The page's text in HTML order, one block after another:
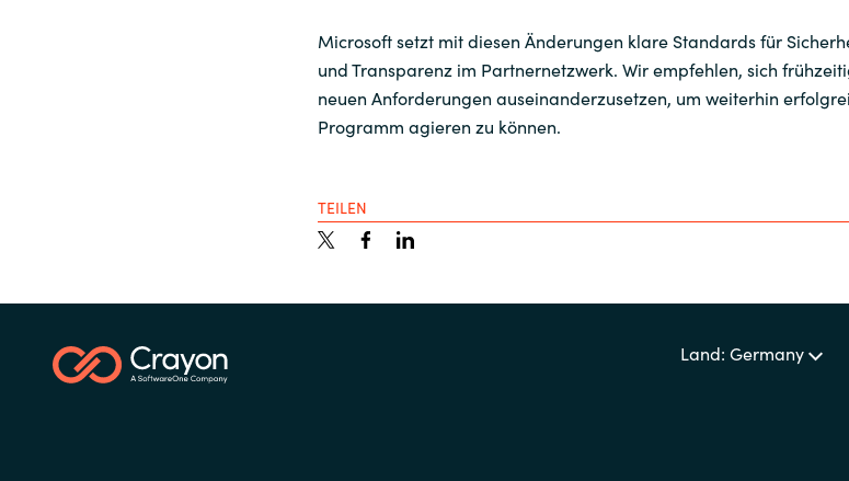
Microsoft setzt mit diesen Änderungen klare Standards für
und Transparenz im Partnernetzwerk. Wir empfehlen, sich
neuen Anforderungen auseinanderzusetzen, um weiterhin
Programm agieren zu können.
TEILEN
Land: Germany